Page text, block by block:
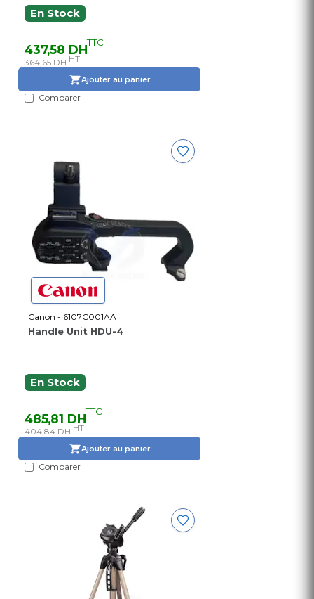
En Stock
437,58 DHTTC
364,65 DH HT
Ajouter au panier
Comparer
Canon - 6107C001AA
Handle Unit HDU-4
En Stock
485,81 DHTTC
404,84 DH HT
Ajouter au panier
Comparer